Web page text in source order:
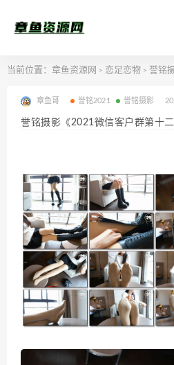
当前位置： 章鱼资源网 > 恋足恋物 > 誉铭
章鱼哥 誉铭2021 誉铭摄影
誉铭摄影《2021微信客户群第十二